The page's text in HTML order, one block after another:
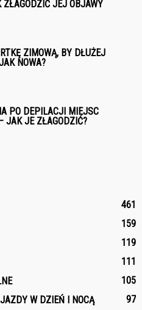
ZŁAGODZIĆ JEJ OBJAWY
ZIMOWĄ, BY DŁUŻEJ
NOWA?
PO DEPILACJI MIEJSC
JAK JE ZŁAGODZIĆ?
461
159
119
111
105
W DZIEŃ I NOCĄ
97